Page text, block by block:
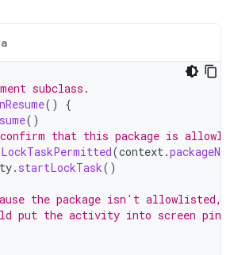
subclass.
()
{
()
that this package is
(context.
. startLockTask()
the package isn't allowlisted,
put the activity into screen